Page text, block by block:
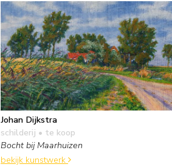
Johan Dijkstra
schilderij • te koop
Bocht bij Maarhuizen
bekijk kunstwerk